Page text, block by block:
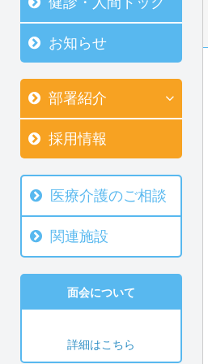
お知らせ
部署紹介
採用情報
医療介護のご相談
関連施設
面会について
詳細はこちら